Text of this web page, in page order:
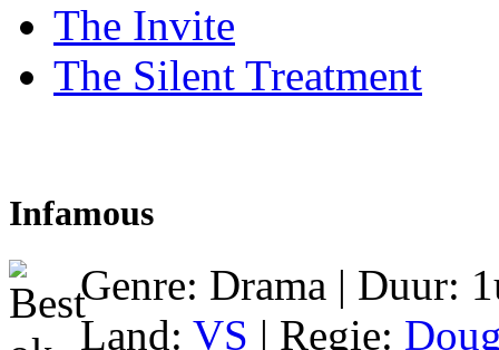
The Invite
The Silent Treatment
Infamous
Genre: Drama | Duur:
Land: VS | Regie: